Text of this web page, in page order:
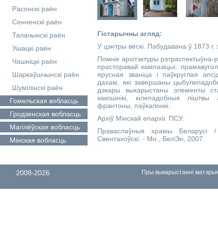
Расонскі раён
Сенненскі раён
Талачынскі раён
Ушацкі раён
Чашніцкі раён
Шаркаўшчынскі раён
Шумілінскі раён
Гомельская вобласць
Гродзенская вобласць
Магілёўская вобласць
Мінская вобласць
Гістарычны агляд:
У цэнтры вёскі. Пабудавана ў 1873 г.
Помнік архітэктуры
прасторавай кампазіцыі:
ярусная званіца і паўкруглая
дахам, які завершаны
дэкары выкарыстаны элементы
какошнікі, кілепадобныя
франтоны, паўкалонкі.
Архіў Мінскай епархіі. ПСУ.
Праваслаўныя храмы Беларусі
Свентахоўскі. - Мн., БелЭн, 2007.
2008-2026 Пры выкарыстанні